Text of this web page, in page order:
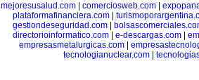
mejoresusalud.com
comerciosweb.com
plataformafinanciera.com
gestiondeseguridad.com
directorioinformatico.com
e-descargas.com
empresasmetalurgicas.com|
tecnologianuclear.com